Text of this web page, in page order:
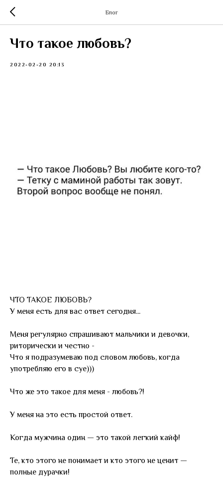
Блог
Что такое любовь?
2022-02-20 20:13
ЧТО ТАКОЕ ЛЮБОВЬ?
У меня есть для вас ответ сегодня...
Меня регулярно спрашивают мальчики и девочки,
риторически и честно -
Что я подразумеваю под словом любовь, когда
употребляю его в суе)))
Что же это такое для меня - любовь?!
У меня на это есть простой ответ.
Когда мужчина один — это такой легкий кайф!
Те, кто этого не понимает и кто этого не ценит —
полные дурачки!